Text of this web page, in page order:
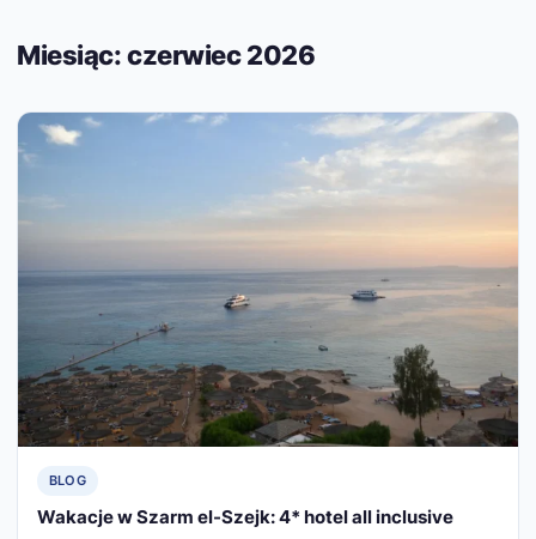
Miesiąc:czerwiec 2026
BLOG
Wakacje w Szarm el-Szejk: 4* hotel all inclusive